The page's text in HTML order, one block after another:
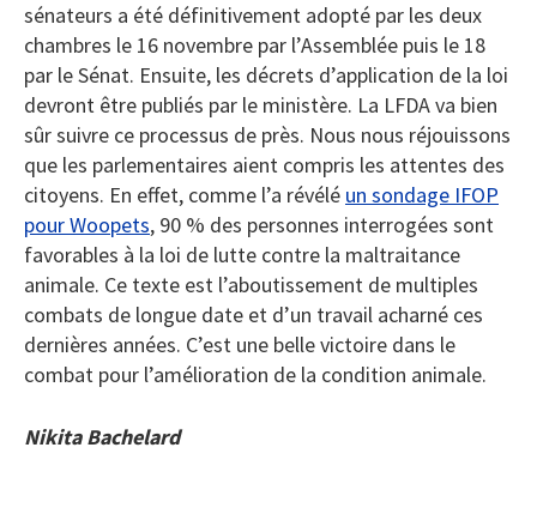
sénateurs a été définitivement adopté par les deux
chambres le 16 novembre par l’Assemblée puis le 18
par le Sénat. Ensuite, les décrets d’application de la loi
devront être publiés par le ministère. La LFDA va bien
sûr suivre ce processus de près. Nous nous réjouissons
que les parlementaires aient compris les attentes des
citoyens. En effet, comme l’a révélé un sondage IFOP
pour Woopets, 90 % des personnes interrogées sont
favorables à la loi de lutte contre la maltraitance
animale. Ce texte est l’aboutissement de multiples
combats de longue date et d’un travail acharné ces
dernières années. C’est une belle victoire dans le
combat pour l’amélioration de la condition animale.
Nikita Bachelard